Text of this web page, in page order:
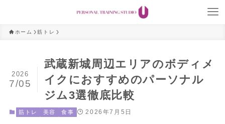
ホーム 筋トレ
武蔵新城周辺エリアのボディメ
イクにおすすめのパーソナル
ジム3選徹底比較
2026
7/05
筋トレ 美容 食事 2026年7月5日